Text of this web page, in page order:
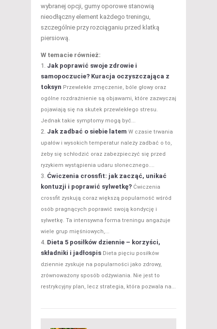
wybranej opcji, gumy oporowe stanowią
nieodłączny element każdego treningu,
szczególnie przy rozciąganiu przed klatką
piersiową.
W temacie również:
Jak poprawić swoje zdrowie i
samopoczucie? Kuracja oczyszczająca z
toksyn Przewlekłe zmęczenie, bóle głowy oraz
ogólne rozdrażnienie są objawami, które zazwyczaj
pojawiają się na skutek przewlekłego stresu.
Jednak takie symptomy mogą być...
Jak zadbać o siebie latem W czasie trwania
upałów i wysokich temperatur należy zadbać o to,
żeby się schłodzić oraz zabezpieczyć się przed
ryzykiem wystąpienia udaru słonecznego....
Ćwiczenia crossfit: jak zacząć, unikać
kontuzji i poprawić sylwetkę? Ćwiczenia
crossfit zyskują coraz większą popularność wśród
osób pragnących poprawić swoją kondycję i
sylwetkę. Ta intensywna forma treningu angażuje
wiele grup mięśniowych,...
Dieta 5 posiłków dziennie – korzyści,
składniki i jadłospis Dieta pięciu posiłków
dziennie zyskuje na popularności jako zdrowy,
zrównoważony sposób odżywiania. Nie jest to
restrykcyjny plan, lecz strategia, która pozwala na...